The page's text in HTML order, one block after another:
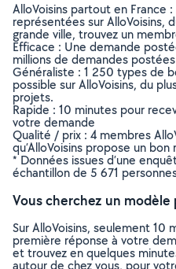
AlloVoisins partout en France
représentées sur AlloVoisins,
grande ville, trouvez un
Efficace : Une demande
millions de demandes
Généraliste : 1 250 types de
possible sur AlloVoisins, du
projets.
Rapide : 10 minutes pour
votre demande
Qualité / prix : 4 membres
qu’AlloVoisins propose un
* Données issues d’une
échantillon de 5 671
Vous cherchez un
Sur AlloVoisins, seulement 10
première réponse à votre
et trouvez en quelques
autour de chez vous, pour